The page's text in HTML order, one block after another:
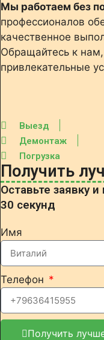
Мы работаем без
профессионалов
качественное
Обращайтесь к
привлекательные
Выезд
Демонтаж
Погрузка
Получить
Оставьте заявку
30 секунд
Имя
Телефон
Получить